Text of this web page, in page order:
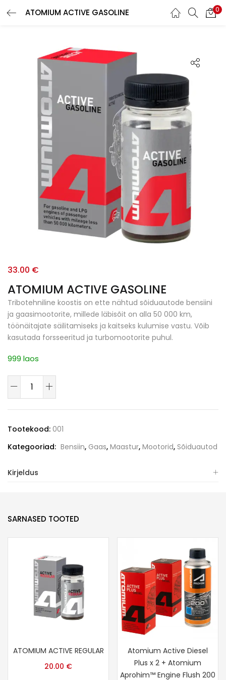
ATOMIUM ACTIVE GASOLINE 0
ATOMIUM ACTIVE GASOLINE
33.00 €
Tribotehniline koostis on ette nähtud sõiduautode bensiini
ja gaasimootorite, millede läbisõit on alla 50 000 km,
töönäitajate säilitamiseks ja kaitseks kulumise vastu. Võib
kasutada forsseeritud ja turbomootorite puhul.
999 laos
Tootekood: 001
Kategooriad: Bensiin, Gaas, Maastur, Mootorid, Sõiduautod
Kirjeldus
SARNASED TOOTED
ATOMIUM ACTIVE REGULAR
20.00 €
Atomium Active Diesel
Plus x 2 + Atomium
Aprohim™ Engine Flush 200